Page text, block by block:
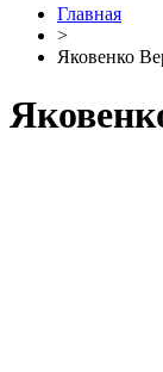
Главная
>
Яковенко